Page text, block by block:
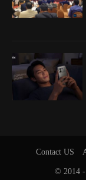
Contact US
© 2014 -